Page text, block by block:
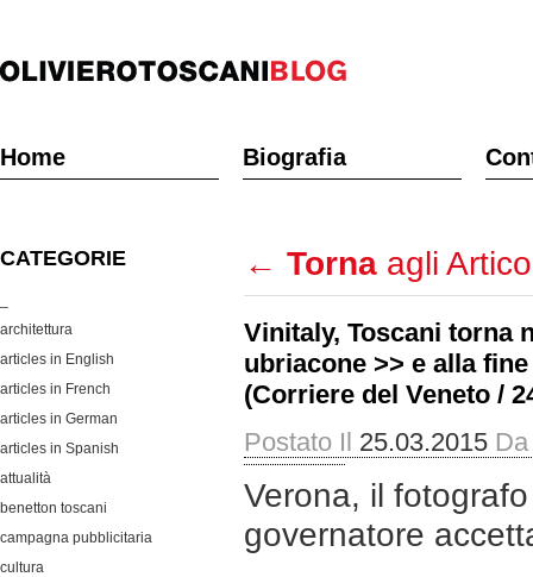
Home Biografia
CATEGORIE
architettura
articles in English
articles in French
articles in German
articles in Spanish
attualità
benetton toscani
campagna pubblicitaria
cultura
← Torna agli
Vinitaly, Toscani torna
ubriacone >> e alla
(Corriere del Veneto /
Postato Il 25.03.2015 Da
Verona, il
governatore